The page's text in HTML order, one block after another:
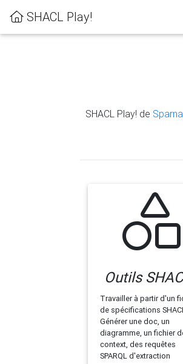
SHACL Play!
SHACL Play! de Sparna
Outils
Travailler à partir d'un
de spécifications
Générer une doc, un
diagramme, un fichier
context, des requêtes
SPARQL d'extraction